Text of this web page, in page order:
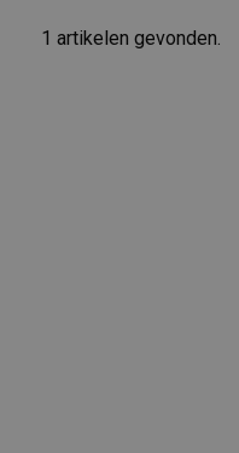
1 artikelen gevonden.